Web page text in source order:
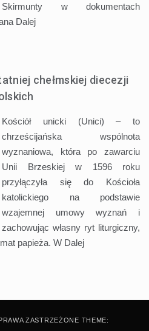
Skirmunty w dokumentach
Dalej
chełmskiej diecezji
Kościół unicki (Unici) – to
chrześcijańska wspólnota
wyznaniowa, która po zawarciu
Unii Brzeskiej w 1596 roku
przyłączyła się do Kościoła
katolickiego na podstawie
wzajemnej umowy wyznań i
zachowując własny ryt liturgiczny,
papieża. W Dalej
ZASTRZEŻONE THEME: